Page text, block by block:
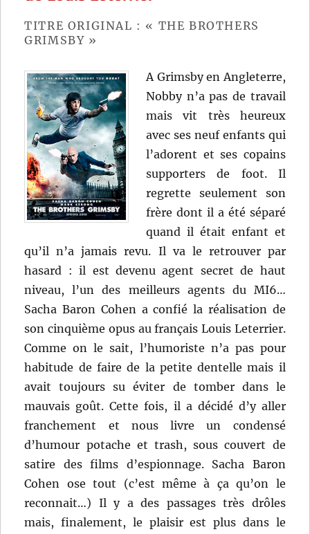
Benoît
TITRE ORIGINAL : « THE BROTHERS
GRIMSBY »
A Grimsby en Angleterre,
Nobby n’a pas de travail
mais vit très heureux
avec ses neuf enfants qui
l’adorent et ses copains
supporters de foot. Il
regrette seulement son
frère dont il a été séparé
quand il était enfant et
qu’il n’a jamais revu. Il va le retrouver par
hasard : il est devenu agent secret de haut
niveau, l’un des meilleurs agents du MI6…
Sacha Baron Cohen a confié la réalisation de
son cinquième opus au français Louis Leterrier.
Comme on le sait, l’humoriste n’a pas pour
habitude de faire de la petite dentelle mais il
avait toujours su éviter de tomber dans le
mauvais goût. Cette fois, il a décidé d’y aller
franchement et nous livre un condensé
d’humour potache et trash, sous couvert de
satire des films d’espionnage. Sacha Baron
Cohen ose tout (c’est même à ça qu’on le
reconnait…) Il y a des passages très drôles
mais, finalement, le plaisir est plus dans le